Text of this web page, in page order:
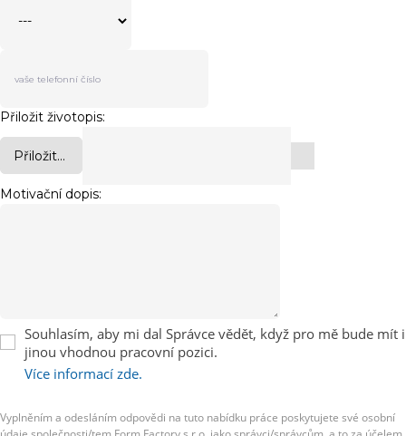
Přiložit životopis:
Přiložit...
Motivační dopis:
Souhlasím, aby mi dal Správce vědět, když pro mě bude mít i
jinou vhodnou pracovní pozici.
Více informací zde.
Vyplněním a odesláním odpovědi na tuto nabídku práce poskytujete své osobní